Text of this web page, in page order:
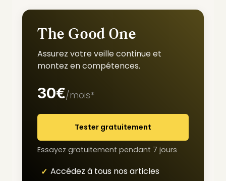
The Good One
Assurez votre veille continue et
montez en compétences.
30€/mois*
Tester gratuitement
Essayez gratuitement pendant 7 jours
Accédez à tous nos articles